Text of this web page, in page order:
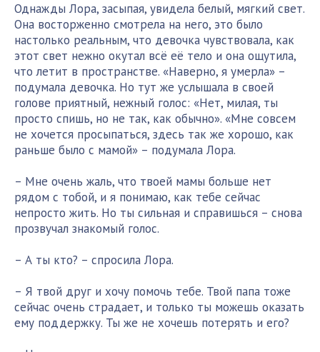
Однажды Лора, засыпая, увидела белый, мягкий свет.
Она восторженно смотрела на него, это было
настолько реальным, что девочка чувствовала, как
этот свет нежно окутал всё её тело и она ощутила,
что летит в пространстве. «Наверно, я умерла» –
подумала девочка. Но тут же услышала в своей
голове приятный, нежный голос: «Нет, милая, ты
просто спишь, но не так, как обычно». «Мне совсем
не хочется просыпаться, здесь так же хорошо, как
раньше было с мамой» – подумала Лора.
– Мне очень жаль, что твоей мамы больше нет
рядом с тобой, и я понимаю, как тебе сейчас
непросто жить. Но ты сильная и справишься – снова
прозвучал знакомый голос.
– А ты кто? – спросила Лора.
– Я твой друг и хочу помочь тебе. Твой папа тоже
сейчас очень страдает, и только ты можешь оказать
ему поддержку. Ты же не хочешь потерять и его?